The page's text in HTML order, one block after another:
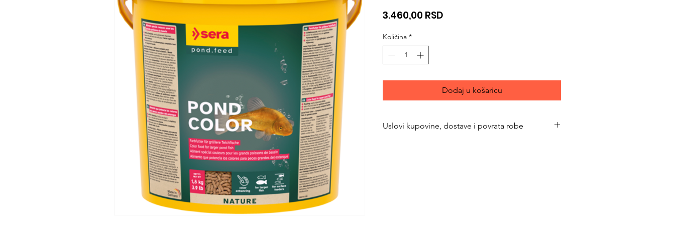
3.460,00 RSD
Količina *
Dodaj u košaricu
Uslovi kupovine, dostave i povrata robe